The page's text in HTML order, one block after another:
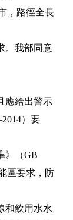
，路徑全長
。我部同意
應給出警示
）要
》（GB
區要求，防
和飲用水水